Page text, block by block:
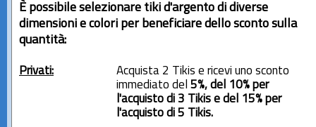
È possibile selezionare tiki d'argento di diverse
dimensioni e colori per beneficiare dello sconto sulla
quantità:
Privati:
Acquista 2 Tikis e ricevi uno sconto
immediato del 5%, del 10% per
l'acquisto di 3 Tikis e del 15% per
l'acquisto di 5 Tikis.